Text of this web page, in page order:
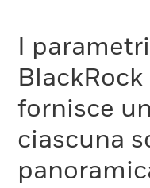
I
fornisce
ciascuna